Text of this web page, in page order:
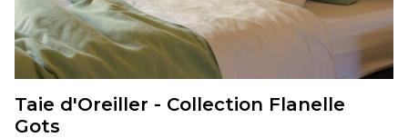
Taie d'Oreiller - Collection Flanelle
Gots